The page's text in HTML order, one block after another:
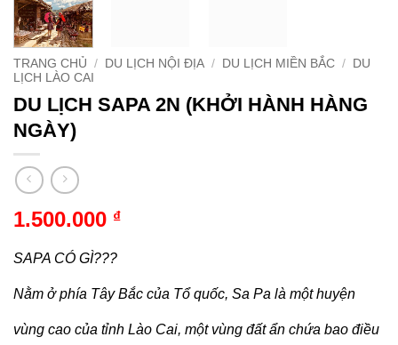
TRANG CHỦ / DU LỊCH NỘI ĐỊA / DU LỊCH MIỀN BẮC /
DU
LỊCH LÀO CAI
DU LỊCH SAPA 2N (KHỞI HÀNH HÀNG
NGÀY)
1.500.000 ₫
SAPA CÓ GÌ???
Nằm ở phía Tây Bắc của Tổ quốc, Sa Pa là một huyện
vùng cao của tỉnh Lào Cai, một vùng đất ẩn chứa bao điều